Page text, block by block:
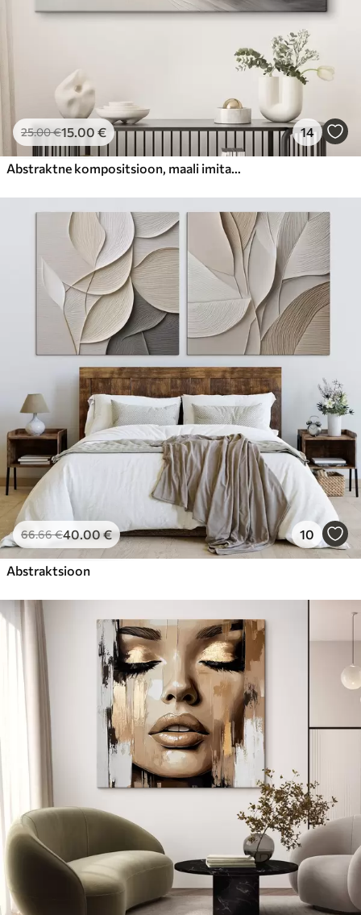
25.00€15.00 € 14
Abstraktne kompositsioon, maali imitatsioon
66.66€40.00€ 10
Abstraktsioon